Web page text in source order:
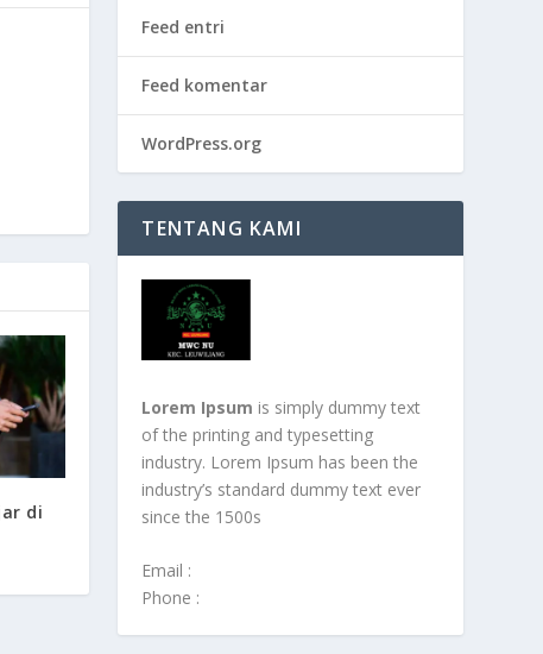
di
Feed entri
Feed komentar
WordPress.org
TENTANG KAMI
Lorem Ipsum is simply dummy text
of the printing and typesetting
industry. Lorem Ipsum has been the
industry’s standard dummy text ever
since the 1500s
Email :
Phone :